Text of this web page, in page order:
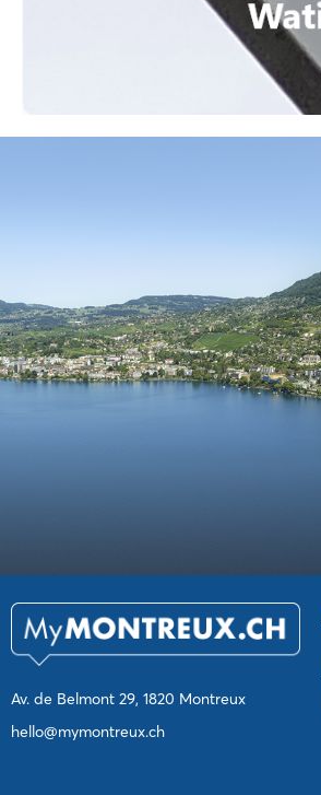
Av. de Belmont 29, 1820 Montreux
hello@mymontreux.ch